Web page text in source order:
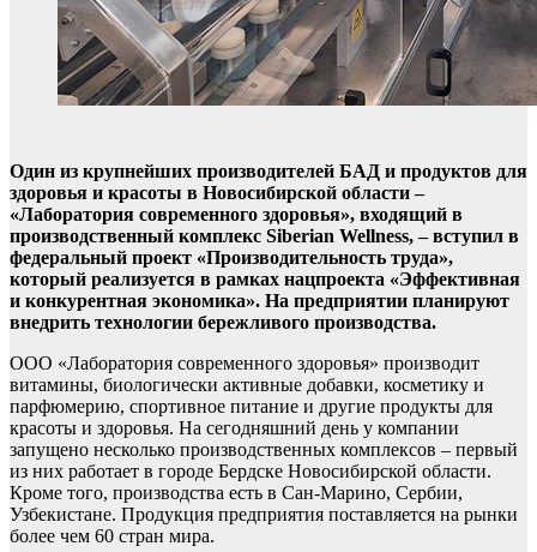
Один из крупнейших производителей БАД и продуктов для
здоровья и красоты в Новосибирской области –
«Лаборатория современного здоровья», входящий в
производственный комплекс Siberian Wellness, – вступил в
федеральный проект «Производительность труда»,
который реализуется в рамках нацпроекта «Эффективная
и конкурентная экономика». На предприятии планируют
внедрить технологии бережливого производства.
ООО «Лаборатория современного здоровья» производит
витамины, биологически активные добавки, косметику и
парфюмерию, спортивное питание и другие продукты для
красоты и здоровья. На сегодняшний день у компании
запущено несколько производственных комплексов – первый
из них работает в городе Бердске Новосибирской области.
Кроме того, производства есть в Сан-Марино, Сербии,
Узбекистане. Продукция предприятия поставляется на рынки
более чем 60 стран мира.